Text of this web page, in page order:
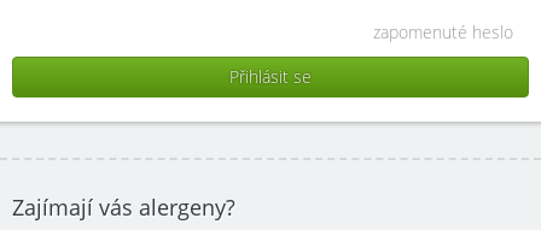
zapomenuté heslo
Zajímají vás alergeny?